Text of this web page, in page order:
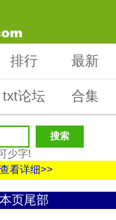
排行 最新
txt论坛 合集
少字!
看详细>>
页尾部